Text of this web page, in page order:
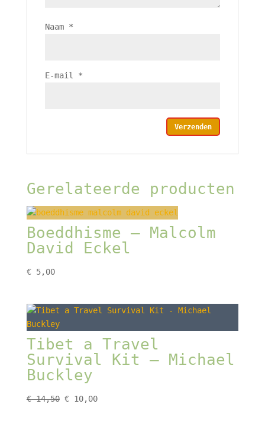
Naam *
E-mail *
Gerelateerde producten
Boeddhisme – Malcolm
David Eckel
€5,00
Tibet a Travel
Survival Kit – Michael
Buckley
€14,50 Oorspronkelijke
€10,00Huidige